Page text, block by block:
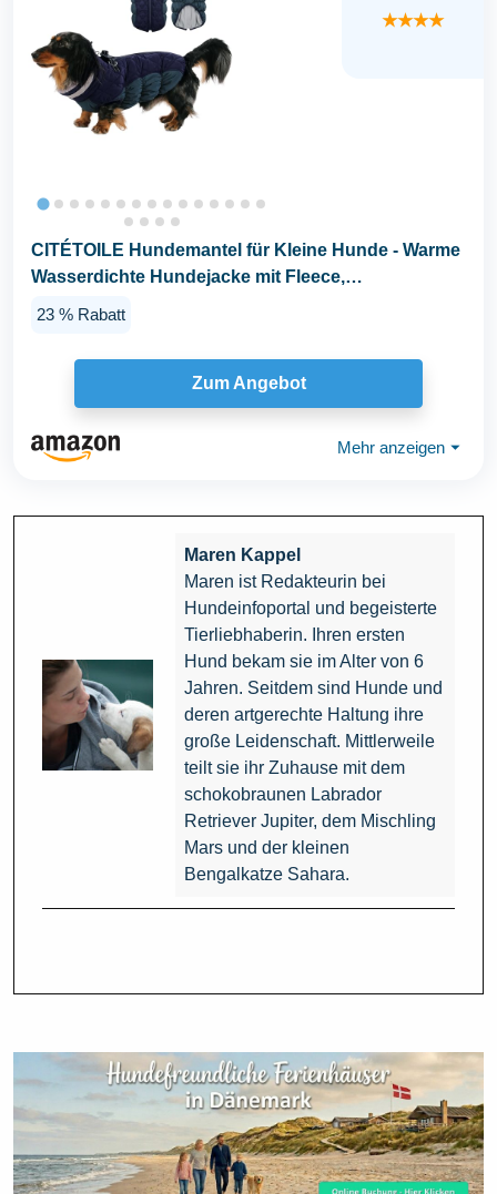
★★★★
CITÉTOILE Hundemantel für Kleine Hunde - Warme
Wasserdichte Hundejacke mit Fleece,
23 % Rabatt
Zum Angebot
Mehr anzeigen ⏷
Maren Kappel
Maren ist Redakteurin bei
Hundeinfoportal und begeisterte
Tierliebhaberin. Ihren ersten
Hund bekam sie im Alter von 6
Jahren. Seitdem sind Hunde und
deren artgerechte Haltung ihre
große Leidenschaft. Mittlerweile
teilt sie ihr Zuhause mit dem
schokobraunen Labrador
Retriever Jupiter, dem Mischling
Mars und der kleinen
Bengalkatze Sahara.